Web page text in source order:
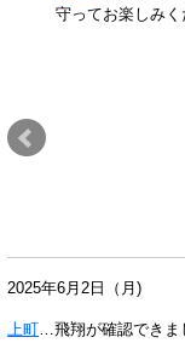
守ってお楽しみ
2025年6月2日（月)
上町…飛翔が確認できま